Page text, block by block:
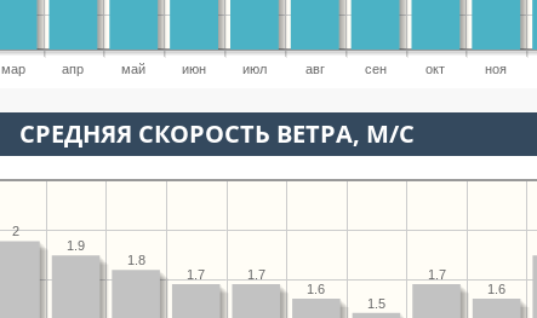
мар апр май июн июл авг сен окт ноя
СРЕДНЯЯ СКОРОСТЬ ВЕТРА, М/С
1.6
1.7
1.5
1.6
1.7
1.7
1.8
1.9
2